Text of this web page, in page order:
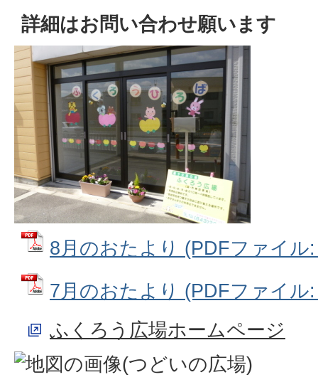
詳細はお問い合わせ願います
8月のおたより (PDFファイル
7月のおたより (PDFファイル
ふくろう広場ホームページ